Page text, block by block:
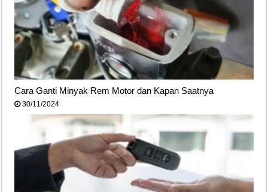
Cara Ganti Minyak Rem Motor dan Kapan Saatnya
30/11/2024